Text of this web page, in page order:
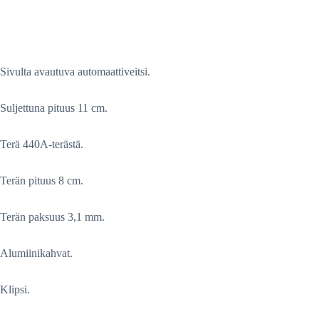
Sivulta avautuva automaattiveitsi.
Suljettuna pituus 11 cm.
Terä 440A-terästä.
Terän pituus 8 cm.
Terän paksuus 3,1 mm.
Alumiinikahvat.
Klipsi.